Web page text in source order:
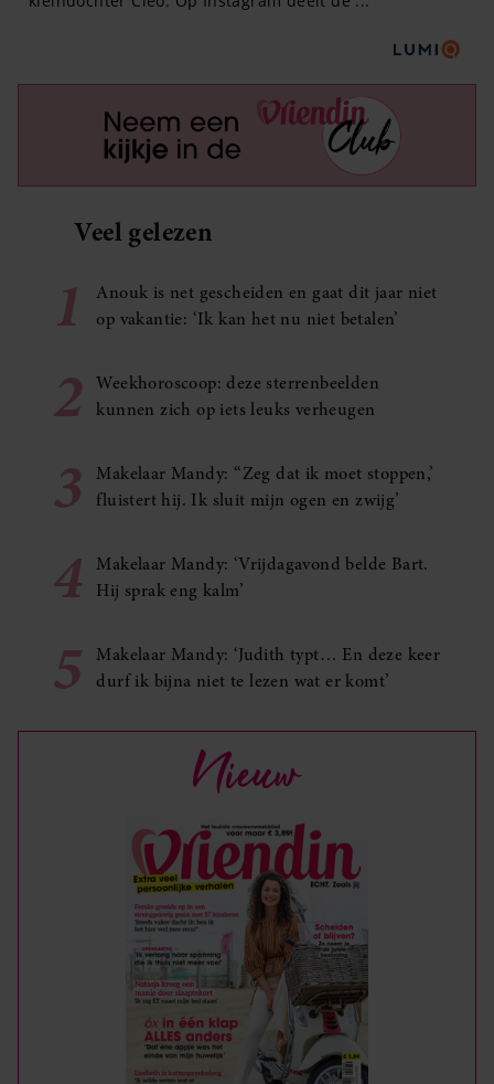
Veel gelezen
1
Anouk is net gescheiden en gaat dit jaar niet
op vakantie: ‘Ik kan het nu niet betalen’
2
Weekhoroscoop: deze sterrenbeelden
kunnen zich op iets leuks verheugen
3
Makelaar Mandy: ‘‘Zeg dat ik moet stoppen,’
fluistert hij. Ik sluit mijn ogen en zwijg’
4
Makelaar Mandy: ‘Vrijdagavond belde Bart.
Hij sprak eng kalm’
5
Makelaar Mandy: ‘Judith typt… En deze keer
durf ik bijna niet te lezen wat er komt’
Nieuw